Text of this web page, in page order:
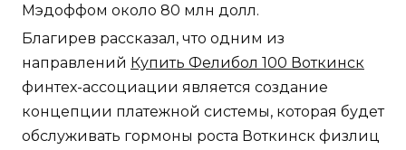
Мэдоффом около 80 млн долл.
Благирев рассказал, что одним из
направлений Купить Фелибол 100 Воткинск
финтех-ассоциации является создание
концепции платежной системы, которая будет
обслуживать гормоны роста Воткинск физлиц